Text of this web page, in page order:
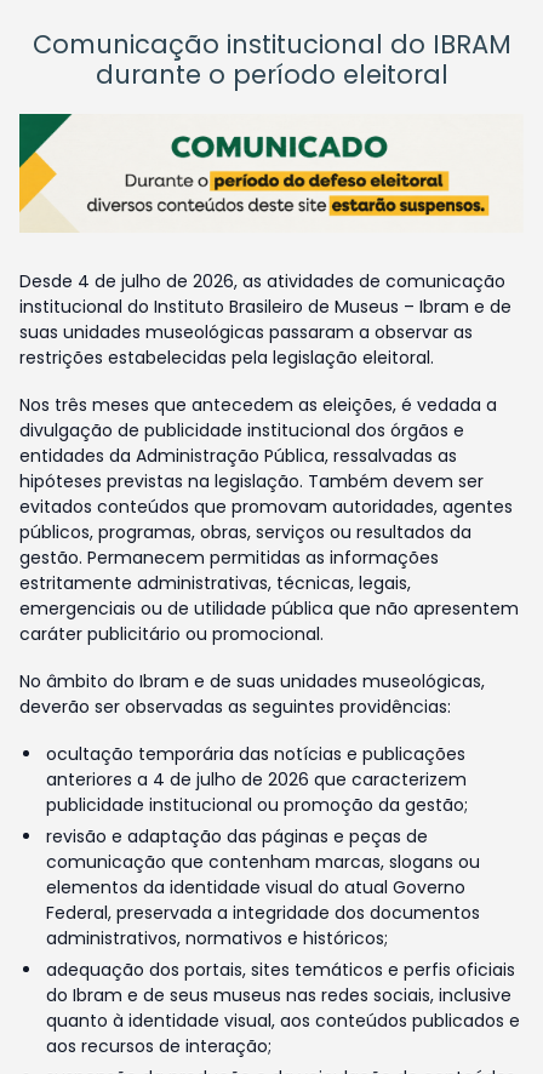
Comunicação institucional do IBRAM
durante o período eleitoral
Desde 4 de julho de 2026, as atividades de comunicação
institucional do Instituto Brasileiro de Museus – Ibram e de
suas unidades museológicas passaram a observar as
restrições estabelecidas pela legislação eleitoral.
Nos três meses que antecedem as eleições, é vedada a
divulgação de publicidade institucional dos órgãos e
entidades da Administração Pública, ressalvadas as
hipóteses previstas na legislação. Também devem ser
evitados conteúdos que promovam autoridades, agentes
públicos, programas, obras, serviços ou resultados da
gestão. Permanecem permitidas as informações
estritamente administrativas, técnicas, legais,
emergenciais ou de utilidade pública que não apresentem
caráter publicitário ou promocional.
No âmbito do Ibram e de suas unidades museológicas,
deverão ser observadas as seguintes providências:
ocultação temporária das notícias e publicações
anteriores a 4 de julho de 2026 que caracterizem
publicidade institucional ou promoção da gestão;
revisão e adaptação das páginas e peças de
comunicação que contenham marcas, slogans ou
elementos da identidade visual do atual Governo
Federal, preservada a integridade dos documentos
administrativos, normativos e históricos;
adequação dos portais, sites temáticos e perfis oficiais
do Ibram e de seus museus nas redes sociais, inclusive
quanto à identidade visual, aos conteúdos publicados e
aos recursos de interação;